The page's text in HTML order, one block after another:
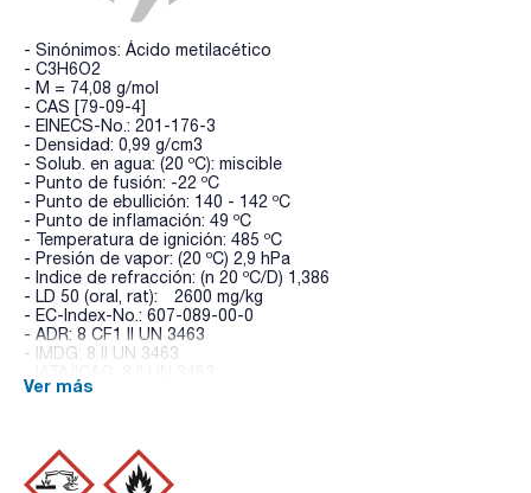
- Sinónimos: Ácido metilacético
- C3H6O2
- M = 74,08 g/mol
- CAS [79-09-4]
- EINECS-No.: 201-176-3
- Densidad: 0,99 g/cm3
- Solub. en agua: (20 ºC): miscible
- Punto de fusión: -22 ºC
- Punto de ebullición: 140 - 142 ºC
- Punto de inflamación: 49 ºC
- Temperatura de ignición: 485 ºC
- Presión de vapor: (20 ºC) 2,9 hPa
- Indice de refracción: (n 20 ºC/D) 1,386
- LD 50 (oral, rat): 2600 mg/kg
- EC-Index-No.: 607-089-00-0
- ADR: 8 CF1 II UN 3463
- IMDG: 8 II UN 3463
- Palabra de advertencia-GHS: Peligro
- P310 - P370+P378 - P405 - P501a
- Partida arancelaria: 2915 50 00 00
Ver más